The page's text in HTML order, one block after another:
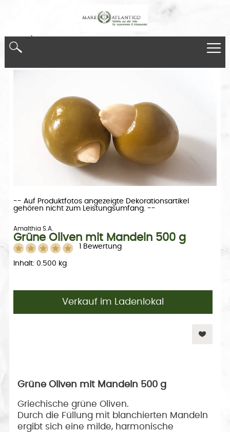
-- Auf Produktfotos angezeigte Dekorationsartikel
gehören nicht zum Leistungsumfang. --
Amalthia S.A.
Grüne Oliven mit Mandeln 500 g
1 Bewertung
Inhalt: 0.500 kg
Verkauf im Ladenlokal
Grüne Oliven mit Mandeln 500 g
Griechische grüne Oliven.
Durch die Füllung mit blanchierten Mandeln
ergibt sich eine milde, harmonische